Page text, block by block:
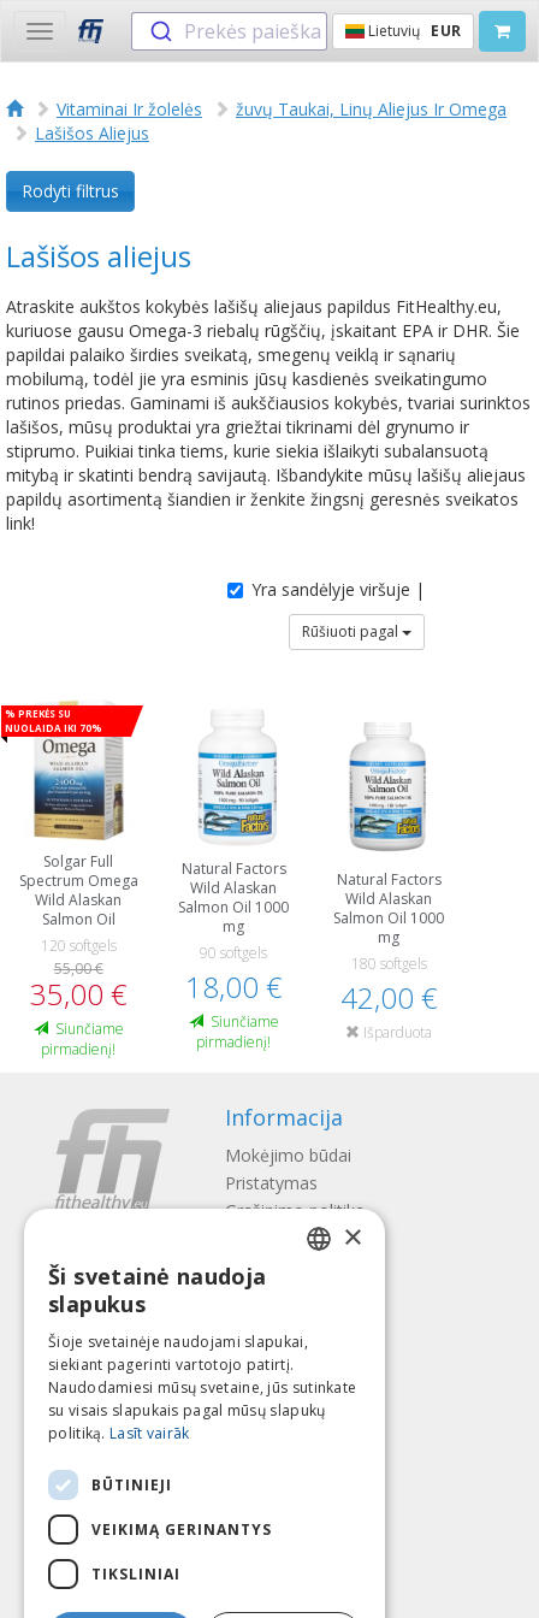
Toggle
navigation
Prekės paieška Lietuvių EUR
Vitaminai Ir žolelės
žuvų Taukai, Linų Aliejus Ir Omega
Lašišos Aliejus
Rodyti filtrus
Lašišos aliejus
Atraskite aukštos kokybės lašišų aliejaus papildus FitHealthy.eu,
kuriuose gausu Omega-3 riebalų rūgščių, įskaitant EPA ir DHR. Šie
papildai palaiko širdies sveikatą, smegenų veiklą ir sąnarių
mobilumą, todėl jie yra esminis jūsų kasdienės sveikatingumo
rutinos priedas. Gaminami iš aukščiausios kokybės, tvariai surinktos
lašišos, mūsų produktai yra griežtai tikrinami dėl grynumo ir
stiprumo. Puikiai tinka tiems, kurie siekia išlaikyti subalansuotą
mitybą ir skatinti bendrą savijautą. Išbandykite mūsų lašišų aliejaus
papildų asortimentą šiandien ir ženkite žingsnį geresnės sveikatos
link!
Yra sandėlyje viršuje |
Rūšiuoti pagal
% Prekės su
nuolaida iki 70%
Solgar Full
Spectrum Omega
Wild Alaskan
Salmon Oil
120 softgels
55,00 €
35,00 €
Siunčiame
pirmadienį!
Natural Factors
Wild Alaskan
Salmon Oil 1000
mg
90 softgels
18,00 €
Siunčiame
pirmadienį!
Natural Factors
Wild Alaskan
Salmon Oil 1000
mg
180 softgels
42,00 €
Išparduota
Informacija
Mokėjimo būdai
Pristatymas
Gražinimo politika
Apie mus
Kontaktai
Privatumo politika
Sekite mus Surask mus
Mokėti su
LITHUANIAN
ESTONIAN
×
Ši svetainė naudoja
slapukus
Šioje svetainėje naudojami slapukai,
siekiant pagerinti vartotojo patirtį.
Naudodamiesi mūsų svetaine, jūs sutinkate
su visais slapukais pagal mūsų slapukų
politiką. Lasīt vairāk
BŪTINIEJI
VEIKIMĄ GERINANTYS
TIKSLINIAI